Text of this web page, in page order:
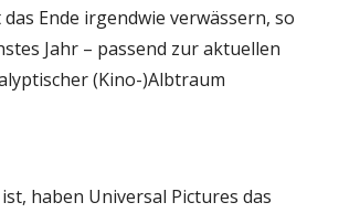
Ende irgendwie verwässern, so
Jahr – passend zur aktuellen
(Kino-)Albtraum
haben Universal Pictures das